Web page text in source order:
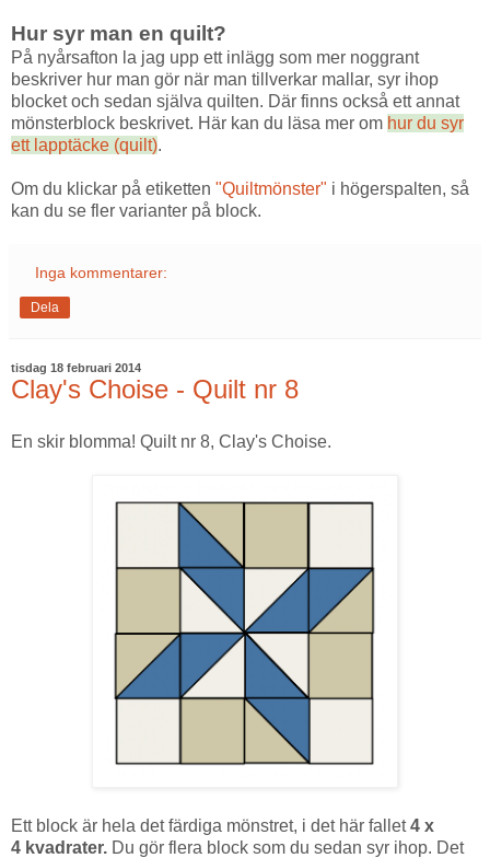
Hur syr man en quilt?
På nyårsafton la jag upp ett inlägg som mer noggrant
beskriver hur man gör när man tillverkar mallar, syr ihop
blocket och sedan själva quilten. Där finns också ett annat
mönsterblock beskrivet. Här kan du läsa mer om hur du syr
ett lapptäcke (quilt).
Om du klickar på etiketten "Quiltmönster" i högerspalten, så
kan du se fler varianter på block.
Inga kommentarer:
Dela
tisdag 18 februari 2014
Clay's Choise - Quilt nr 8
En skir blomma! Quilt nr 8, Clay's Choise.
Ett block är hela det färdiga mönstret, i det här fallet4 x
4 kvadrater. Du gör flera block som du sedan syr ihop. Det